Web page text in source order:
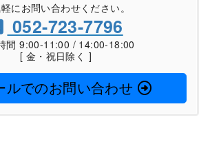
にお問い合わせください。
052-723-7796
間 9:00-11:00 / 14:00-18:00
[ 金・祝日除く ]
ルでのお問い合わせ